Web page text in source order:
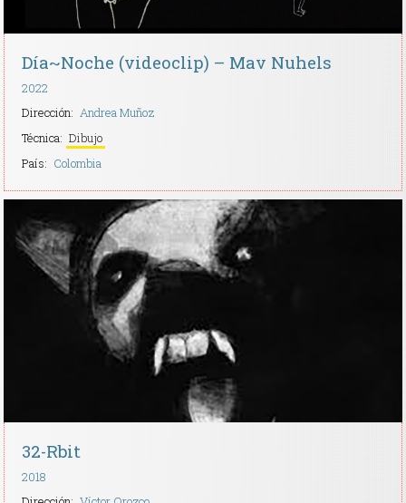
Día~Noche (videoclip) – Mav Nuhels
2022
Dirección: Andrea Muñoz
Técnica: Dibujo
País: Colombia
32-Rbit
2018